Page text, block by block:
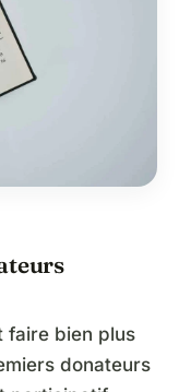
faire bien plus
donateurs